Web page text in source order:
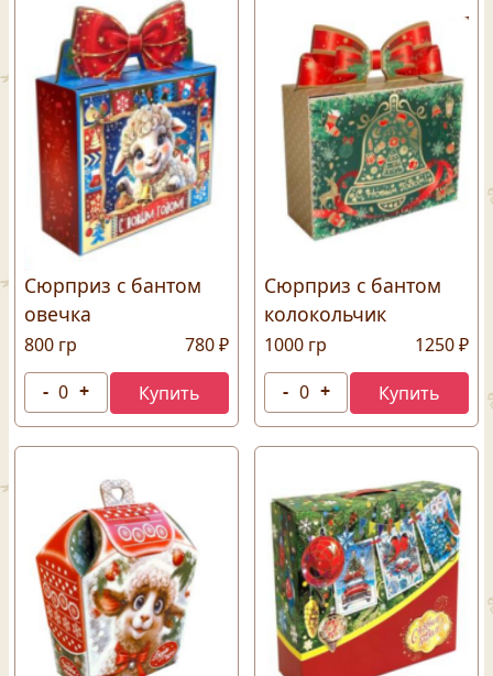
Сюрприз с бантом
овечка
800 гр 780 ₽
Сюрприз с бантом
колокольчик
1000 гр 1250 ₽